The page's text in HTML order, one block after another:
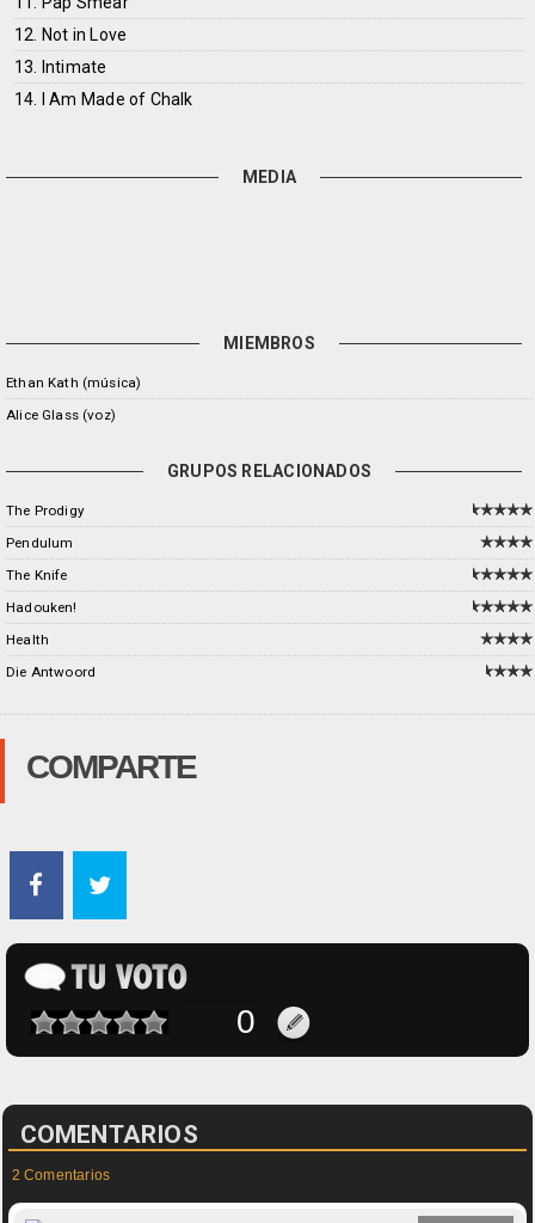
12. Not in Love
13. Intimate
14. I Am Made of Chalk
MEDIA
MIEMBROS
Ethan Kath (música)
Alice Glass (voz)
GRUPOS RELACIONADOS
The Prodigy
Pendulum
The Knife
Hadouken!
Health
Die Antwoord
COMPARTE
COMENTARIOS
2 Comentarios